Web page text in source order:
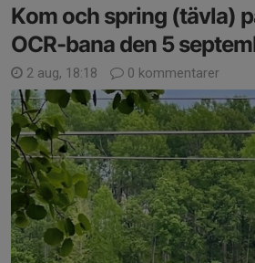
Kom och spring (tävla)
OCR-bana den 5
2 aug, 18:18 0 kommentarer